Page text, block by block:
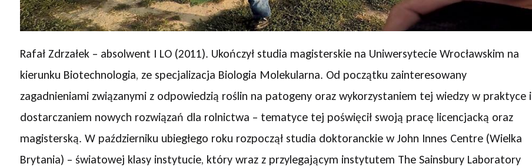
Rafał Zdrzałek – absolwent I LO (2011). Ukończył studia magisterskie na Uniwersytecie Wrocławskim na
kierunku Biotechnologia, ze specjalizacja Biologia Molekularna. Od początku zainteresowany
zagadnieniami związanymi z odpowiedzią roślin na patogeny oraz wykorzystaniem tej wiedzy w praktyce i
dostarczaniem nowych rozwiązań dla rolnictwa – tematyce tej poświęcił swoją pracę licencjacką oraz
magisterską. W październiku ubiegłego roku rozpoczął studia doktoranckie w John Innes Centre (Wielka
Brytania) – światowej klasy instytucie, który wraz z przylegającym instytutem The Sainsbury Laboratory